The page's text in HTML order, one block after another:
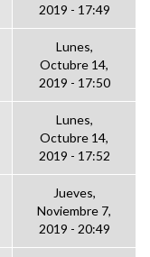
2019 - 17:49
Lunes,
Octubre 14,
2019 - 17:50
Lunes,
Octubre 14,
2019 - 17:52
Jueves,
Noviembre 7,
2019 - 20:49